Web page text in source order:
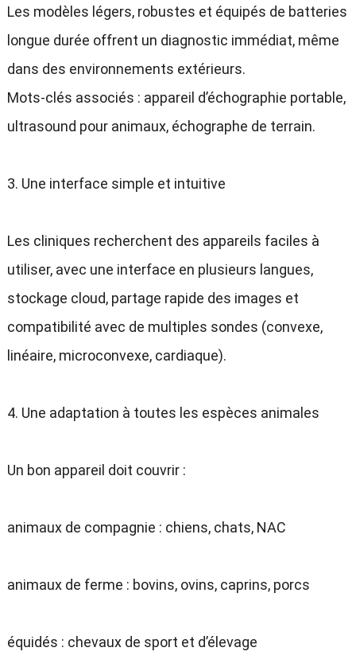
Les modèles légers, robustes et équipés de batteries
longue durée offrent un diagnostic immédiat, même
dans des environnements extérieurs.
Mots-clés associés : appareil d’échographie portable,
ultrasound pour animaux, échographe de terrain.
3. Une interface simple et intuitive
Les cliniques recherchent des appareils faciles à
utiliser, avec une interface en plusieurs langues,
stockage cloud, partage rapide des images et
compatibilité avec de multiples sondes (convexe,
linéaire, microconvexe, cardiaque).
4. Une adaptation à toutes les espèces animales
Un bon appareil doit couvrir :
animaux de compagnie : chiens, chats, NAC
animaux de ferme : bovins, ovins, caprins, porcs
équidés : chevaux de sport et d’élevage